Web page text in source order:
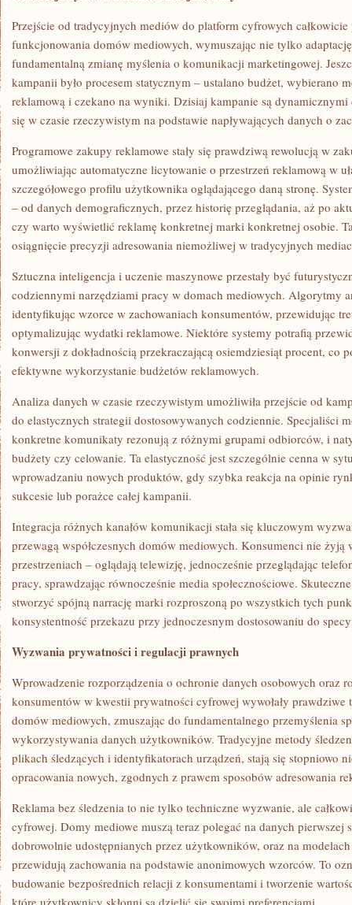
Przejście od tradycyjnych mediów do platform cyfrowych całkowicie
funkcjonowania domów mediowych, wymuszając nie tylko
fundamentalną zmianę myślenia o komunikacji marketingowej.
kampanii było procesem statycznym – ustalano budżet, wybierano
reklamową i czekano na wyniki. Dzisiaj kampanie są
się w czasie rzeczywistym na podstawie napływających danych o
Programowe zakupy reklamowe stały się prawdziwą rewolucją w
umożliwiając automatyczne licytowanie o przestrzeń reklamową w
szczegółowego profilu użytkownika oglądającego daną stronę.
– od danych demograficznych, przez historię przeglądania, aż po
czy warto wyświetlić reklamę konkretnej marki konkretnej osobie.
osiągnięcie precyzji adresowania niemożliwej w tradycyjnych
Sztuczna inteligencja i uczenie maszynowe przestały być
codziennymi narzędziami pracy w domach mediowych. Algorytmy
identyfikując wzorce w zachowaniach konsumentów, przewidując
optymalizując wydatki reklamowe. Niektóre systemy potrafią
konwersji z dokładnością przekraczającą osiemdziesiąt procent, co
efektywne wykorzystanie budżetów reklamowych.
Analiza danych w czasie rzeczywistym umożliwiła przejście od
do elastycznych strategii dostosowywanych codziennie. Specjaliści
konkretne komunikaty rezonują z różnymi grupami odbiorców, i
budżety czy celowanie. Ta elastyczność jest szczególnie cenna w
wprowadzaniu nowych produktów, gdy szybka reakcja na opinie
sukcesie lub porażce całej kampanii.
Integracja różnych kanałów komunikacji stała się kluczowym
przewagą współczesnych domów mediowych. Konsumenci nie
przestrzeniach – oglądają telewizję, jednocześnie przeglądając
pracy, sprawdzając równocześnie media społecznościowe.
stworzyć spójną narrację marki rozproszoną po wszystkich tych
konsystentność przekazu przy jednoczesnym dostosowaniu do
Wyzwania prywatności i regulacji prawnych
Wprowadzenie rozporządzenia o ochronie danych osobowych oraz
konsumentów w kwestii prywatności cyfrowej wywołały prawdziwe
domów mediowych, zmuszając do fundamentalnego przemyślenia
wykorzystywania danych użytkowników. Tradycyjne metody
plikach śledzących i identyfikatorach urządzeń, stają się stopniowo
opracowania nowych, zgodnych z prawem sposobów adresowania
Reklama bez śledzenia to nie tylko techniczne wyzwanie, ale
cyfrowej. Domy mediowe muszą teraz polegać na danych pierwszej
dobrowolnie udostępnianych przez użytkowników, oraz na
przewidują zachowania na podstawie anonimowych wzorców. To
budowanie bezpośrednich relacji z konsumentami i tworzenie
które użytkownicy skłonni są dzielić się swoimi preferencjami.